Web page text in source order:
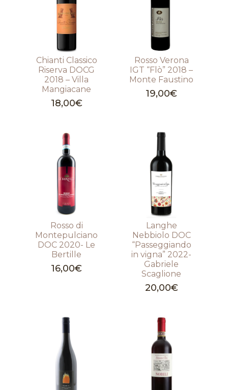
Chianti Classico
Riserva DOCG
2018 – Villa
Mangiacane
18,00€
Rosso Verona
IGT “Flò” 2018 –
Monte Faustino
19,00€
Rosso di
Montepulciano
DOC 2020- Le
Bertille
16,00€
Langhe
Nebbiolo DOC
“Passeggiando
in vigna” 2022-
Gabriele
Scaglione
20,00€